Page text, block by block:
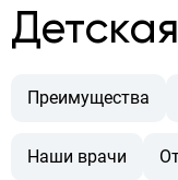
Преимущества
Наши врачи